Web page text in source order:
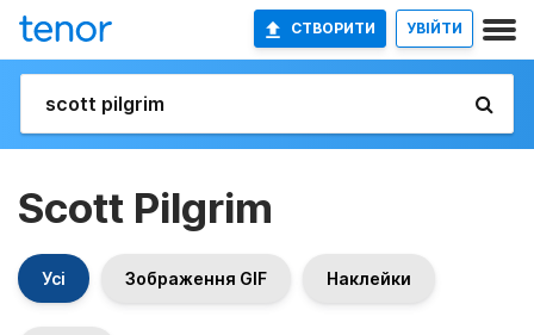
СТВОРИТИ УВІЙТИ
Scott Pilgrim
Усі Зображення GIF Наклейки